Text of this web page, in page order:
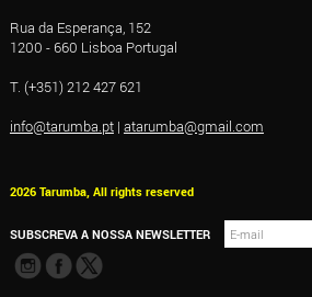
Rua da Esperança, 152
1200 - 660 Lisboa Portugal
T. (+351) 212 427 621
info@tarumba.pt| atarumba@gmail.com
2026 Tarumba, All rights reserved
SUBSCREVA A NOSSA NEWSLETTER